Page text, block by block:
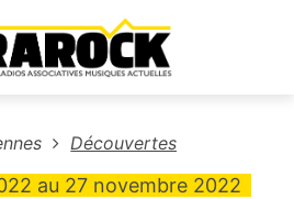
contenu principal
Découvertes
au 27 novembre 2022